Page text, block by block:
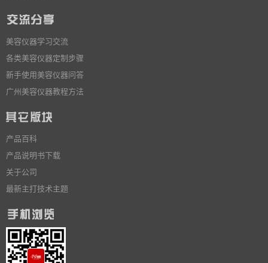
美容仪器学习交流
各类美容仪器定制步骤
新手使用美容仪器问答
广州美容仪器教程方法
产品百科
产品说明书下载
关于公司
最新主打技术主题